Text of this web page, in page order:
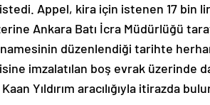
Appel, kira için istenen 17 bin
Ankara Batı İcra Müdürlüğü
düzenlendiği tarihte
imzalatılan boş evrak üzerinde
Yıldırım aracılığıyla itirazda